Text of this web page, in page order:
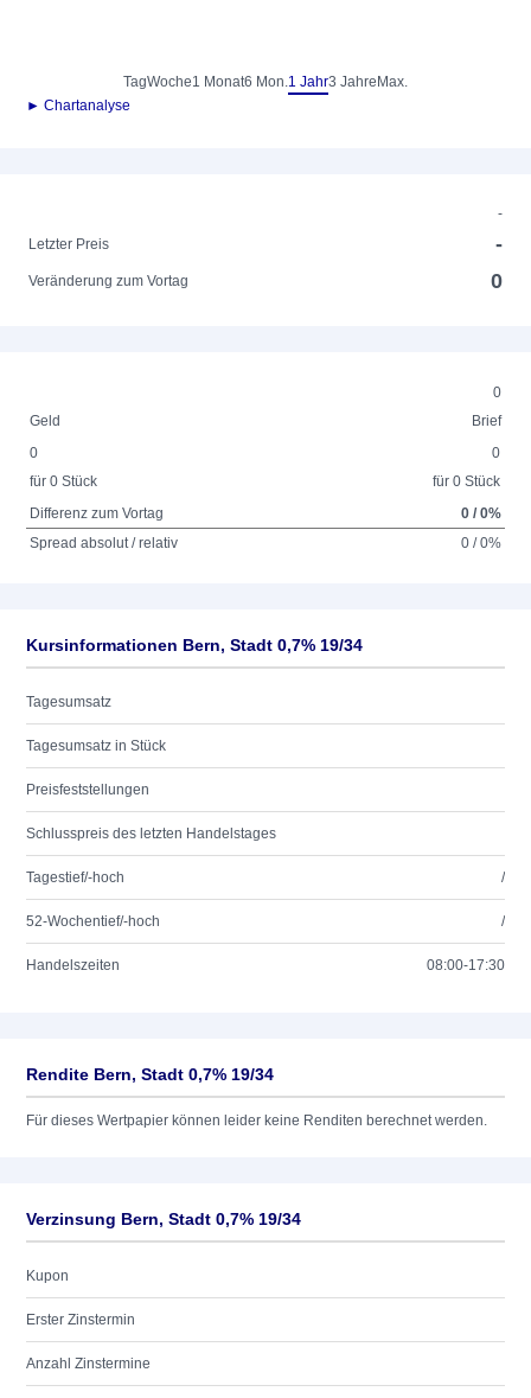
TagWoche1 Monat6 Mon.1 Jahr3 Jahre Max.
► Chartanalyse
-
Letzter Preis
-
Veränderung zum Vortag 0
0
Geld
Brief
0
für 0 Stück
0
für 0 Stück
Differenz zum Vortag
0 / 0%
Spread absolut / relativ
0 / 0%
Kursinformationen Bern, Stadt 0,7% 19/34
Tagesumsatz
Tagesumsatz in Stück
Preisfeststellungen
Schlusspreis des letzten Handelstages
Tagestief/-hoch /
52-Wochentief/-hoch /
Handelszeiten 08:00-17:30
Rendite Bern, Stadt 0,7% 19/34
Für dieses Wertpapier können leider keine Renditen berechnet werden.
Verzinsung Bern, Stadt 0,7% 19/34
Kupon
Erster Zinstermin
Anzahl Zinstermine